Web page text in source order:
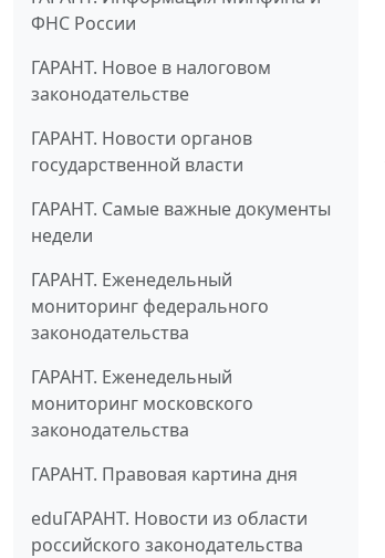
ФНС России
ГАРАНТ. Новое в налоговом
законодательстве
ГАРАНТ. Новости органов
государственной власти
ГАРАНТ. Самые важные документы
недели
ГАРАНТ. Еженедельный
мониторинг федерального
законодательства
ГАРАНТ. Еженедельный
мониторинг московского
законодательства
ГАРАНТ. Правовая картина дня
eduГАРАНТ. Новости из области
российского законодательства